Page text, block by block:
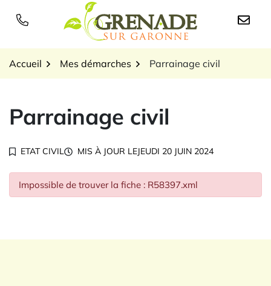
Logo Grenade sur
Accueil Mes démarches Parrainage civil
Parrainage civil
ETAT CIVIL MIS À JOUR LEJEUDI 20 JUIN 2024
Impossible de trouver la fiche : R58397.xml